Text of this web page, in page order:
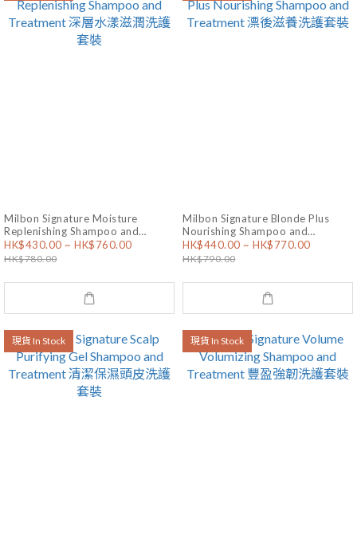
Milbon Signature Moisture
Replenishing Shampoo and
Treatment 深層水漾滋潤洗護套裝
HK$430.00 ~ HK$760.00
HK$780.00
Milbon Signature Blonde Plus
Nourishing Shampoo and
Treatment 漂後滋養洗護套裝
HK$440.00 ~ HK$770.00
HK$790.00
現貨 In Stock 現貨 In Stock